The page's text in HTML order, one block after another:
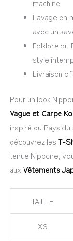
machine
Lavage en
avec un
Folklore du
style
Livraison
Pour un look
Vague et Carpe Koi
inspiré du Pays
découvrez les T-
tenue Nippone,
auxVêtements
TAILLE
XS